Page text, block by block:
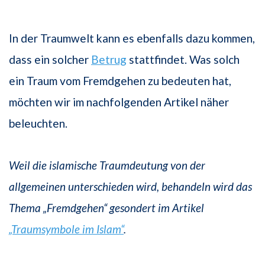
In der Traumwelt kann es ebenfalls dazu kommen,
dass ein solcher Betrug stattfindet. Was solch
ein Traum vom Fremdgehen zu bedeuten hat,
möchten wir im nachfolgenden Artikel näher
beleuchten.
Weil die islamische Traumdeutung von der
allgemeinen unterschieden wird, behandeln wird das
Thema „Fremdgehen“ gesondert im Artikel
„Traumsymbole im Islam“.